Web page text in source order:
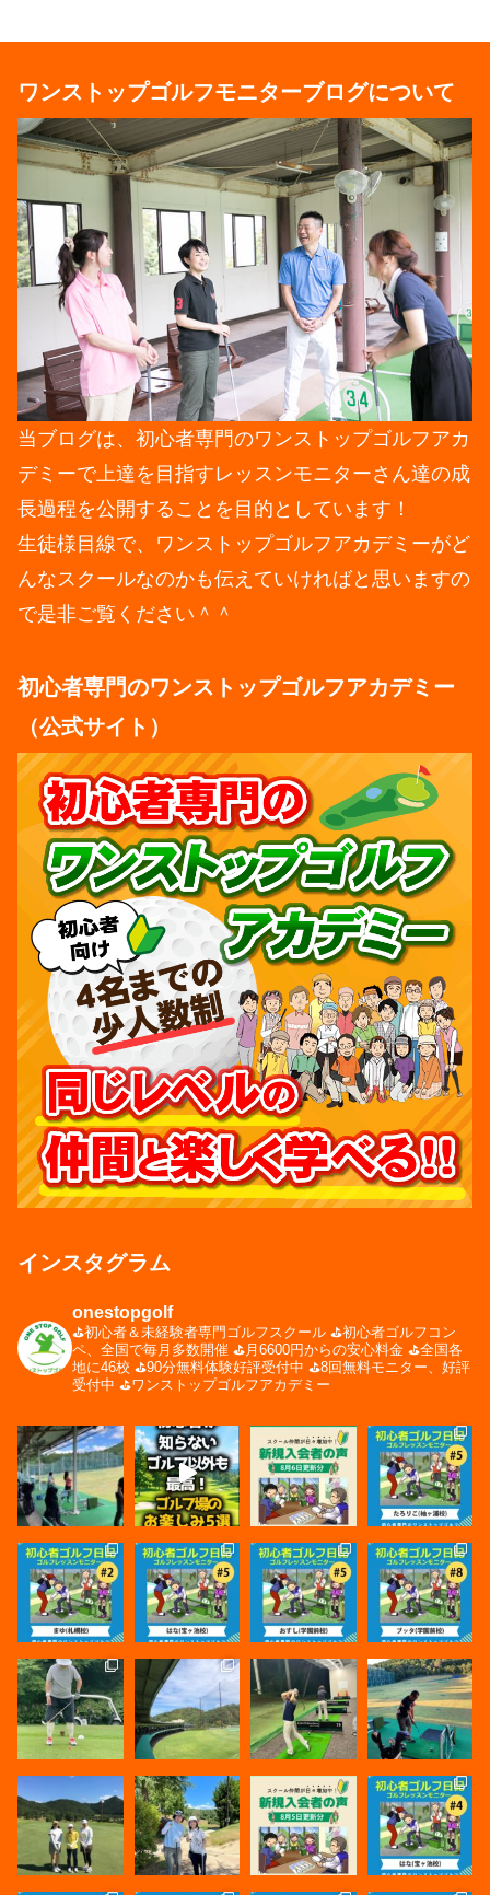
ワンストップゴルフモニターブログについて
当ブログは、初心者専門のワンストップゴルフアカ
デミーで上達を目指すレッスンモニターさん達の成
長過程を公開することを目的としています！
生徒様目線で、ワンストップゴルフアカデミーがど
んなスクールなのかも伝えていければと思いますの
で是非ご覧ください＾＾
初心者専門のワンストップゴルフアカデミー
（公式サイト）
インスタグラム
onestopgolf
⛳️初心者＆未経験者専門ゴルフスクール ⛳️初心者ゴルフコン
ペ、全国で毎月多数開催 ⛳️月6600円からの安心料金 ⛳️全国各
地に46校 ⛳️90分無料体験好評受付中 ⛳️8回無料モニター、好評
受付中 ⛳️ワンストップゴルフアカデミー